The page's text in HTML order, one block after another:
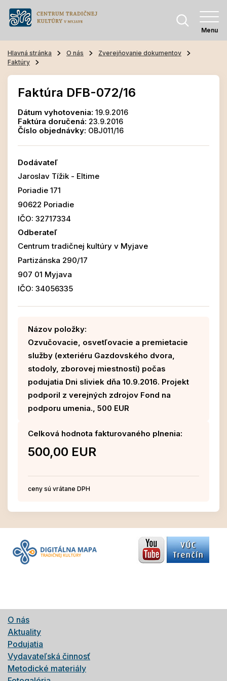
Menu
Hlavná stránka O nás
Zverejňovanie dokumentov
Faktúry
Faktúra DFB-072/16
Dátum vyhotovenia: 19.9.2016
Faktúra doručená: 23.9.2016
Číslo objednávky: OBJ011/16
Dodávateľ
Jaroslav Tížik - Eltime
Poriadie 171
90622 Poriadie
IČO: 32717334
Odberateľ
Centrum tradičnej kultúry v Myjave
Partizánska 290/17
907 01 Myjava
IČO: 34056335
Názov položky:
Ozvučovacie, osvetľovacie a premietacie
služby (exteriéru Gazdovského dvora,
stodoly, zborovej miestnosti) počas
podujatia Dni sliviek dňa 10.9.2016. Projekt
podporil z verejných zdrojov Fond na
podporu umenia., 500 EUR
Celková hodnota fakturovaného plnenia:
500,00 EUR
ceny sú vrátane DPH
O nás
Aktuality
Podujatia
Vydavateľská činnosť
Metodické materiály